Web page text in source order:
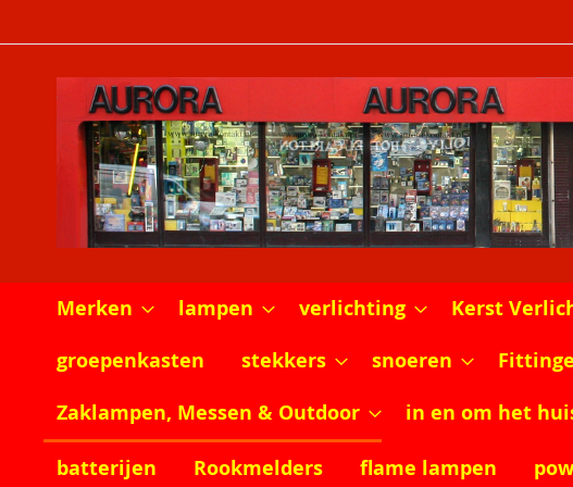
naar
inhoud
Merken lampen verlichting Kerst
groepenkasten
stekkers snoeren
Zaklampen, Messen & Outdoor
in en om het
batterijen Rookmelders flame lampen